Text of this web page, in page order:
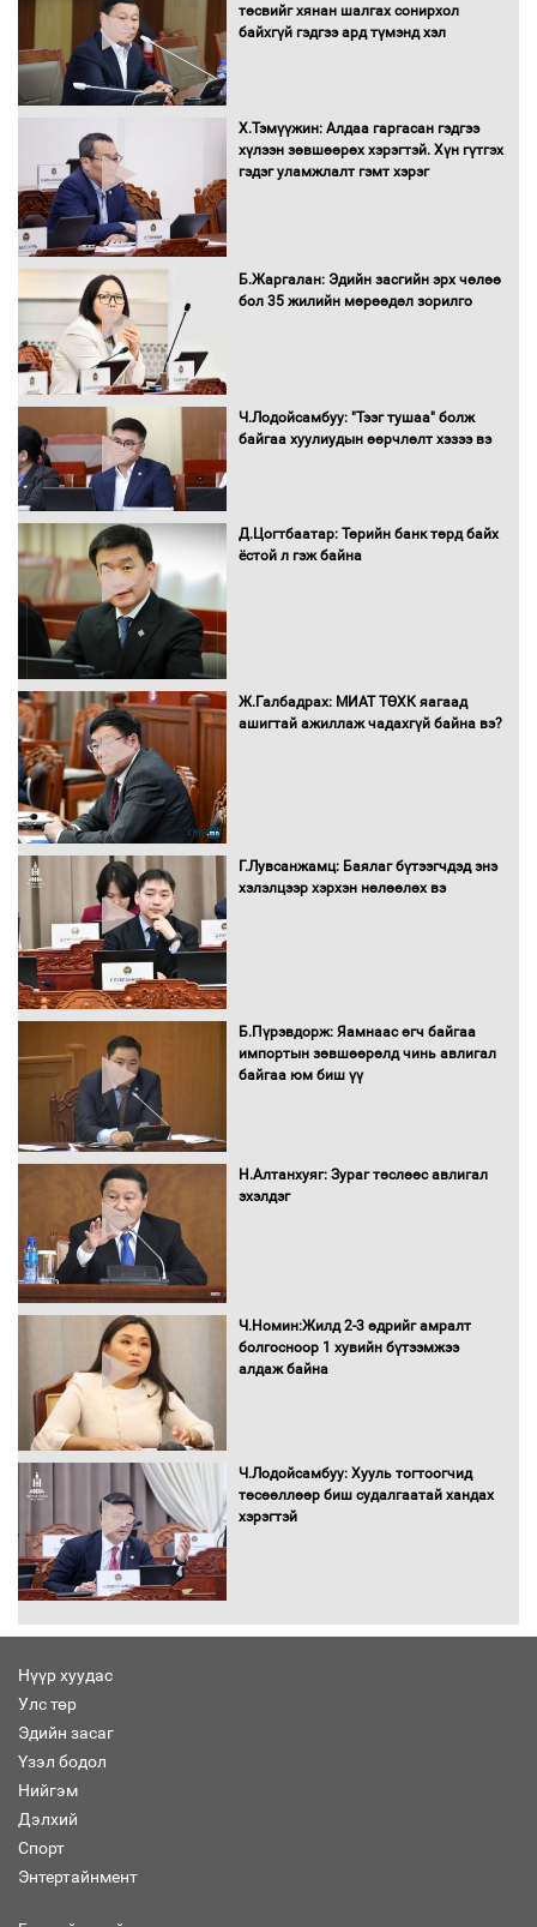
“Турбингенератор-5”-ын шинэчлэлийн
төсвийг шийдвэрлэхээр болов
УИХ-ын дарга С.Бямбацогт Сутай
хайрхны тэнгэрийг тахих тахилгад
оролцлоо
С.Амарсайхан: Иргэдийг хохироосон
ААН-ийн нуугтмал хөрөнгийг
Н.Номтойбаяр: Аймгуудад тулгамдаж
С.Бямбацогт Зүүн Азийн
Санхүүгийн хэмнэлтийн горимд эрүүл
Нөөцийн махны худалдаа,
борлуулалтыг нээлттэй ил тод
болгоно
Монгол Улс “COP17”-д “Тал хээрийн
төлөвлөгөө”-гөө танилцуулна
худалдан авах журмыг баталлаа
шилжиж, найр наадам, зөвлөгөөн,
гадаад томилолтыг хориглолоо
төсвийг хянан шалгах сонирхол
байхгүй гэдгээ ард түмэнд хэл
Х.Тэмүүжин: Алдаа гаргасан гэдгээ
хүлээн зөвшөөрөх хэрэгтэй. Хүн гүтгэх
гэдэг уламжлалт гэмт хэрэг
Б.Жаргалан: Эдийн засгийн эрх чөлөө
бол 35 жилийн мөрөөдөл зорилго
Ч.Лодойсамбуу: "Тээг тушаа" болж
байгаа хуулиудын өөрчлөлт хэзээ вэ
Д.Цогтбаатар: Төрийн банк төрд байх
ёстой л гэж байна
Ж.Галбадрах: МИАТ ТӨХК яагаад
ашигтай ажиллаж чадахгүй байна вэ?
Г.Лувсанжамц: Баялаг бүтээгчдэд энэ
хэлэлцээр хэрхэн нөлөөлөх вэ
Б.Пүрэвдорж: Яамнаас өгч байгаа
импортын зөвшөөрөлд чинь авлигал
байгаа юм биш үү
Н.Алтанхуяг: Зураг төслөөс авлигал
эхэлдэг
Ч.Номин:Жилд 2-3 өдрийг амралт
болгосноор 1 хувийн бүтээмжээ
алдаж байна
Ч.Лодойсамбуу: Хууль тогтоогчид
төсөөллөөр биш судалгаатай хандах
хэрэгтэй
Нүүр хуудас
Улс төр
Эдийн засаг
Үзэл бодол
Нийгэм
Дэлхий
Спорт
Энтертайнмент